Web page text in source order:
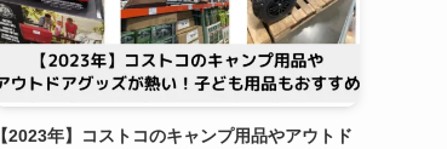
【2023年】コストコのキャンプ用品やアウトド